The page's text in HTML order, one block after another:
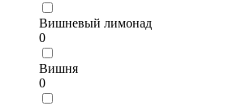
Вишневый лимонад
0
Вишня
0